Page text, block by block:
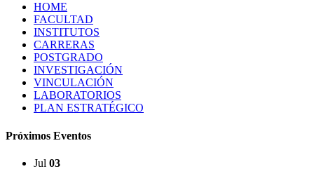
HOME
FACULTAD
INSTITUTOS
CARRERAS
POSTGRADO
INVESTIGACIÓN
VINCULACIÓN
LABORATORIOS
PLAN ESTRATÉGICO
Próximos Eventos
Jul 03